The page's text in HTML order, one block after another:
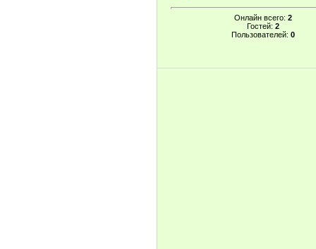
Онлайн всего: 2
Гостей: 2
Пользователей: 0